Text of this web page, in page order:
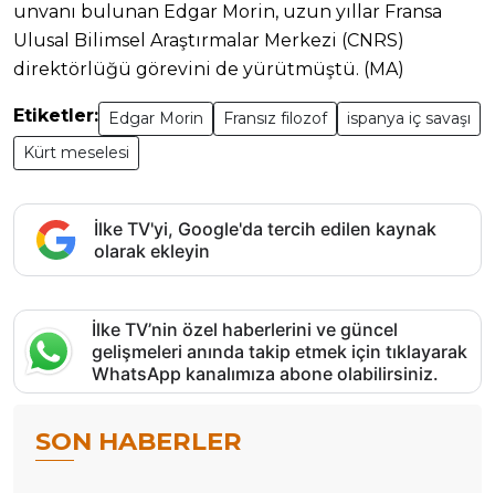
unvanı bulunan Edgar Morin, uzun yıllar Fransa
Ulusal Bilimsel Araştırmalar Merkezi (CNRS)
direktörlüğü görevini de yürütmüştü. (MA)
Etiketler: Edgar Morin Fransız filozof
ispanya iç savaşı
Kürt meselesi
İlke TV'yi, Google'da tercih edilen kaynak
olarak ekleyin
İlke TV’nin özel haberlerini ve güncel
gelişmeleri anında takip etmek için tıklayarak
WhatsApp kanalımıza abone olabilirsiniz.
SON HABERLER